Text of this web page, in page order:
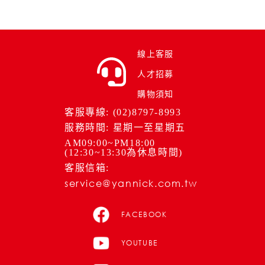
線上客服
人才招募
購物須知
客服專線: (02)8797-8993
服務時間: 星期一至星期五
AM09:00~PM18:00
(12:30~13:30為休息時間)
客服信箱:
service@yannick.com.tw
FACEBOOK
YOUTUBE